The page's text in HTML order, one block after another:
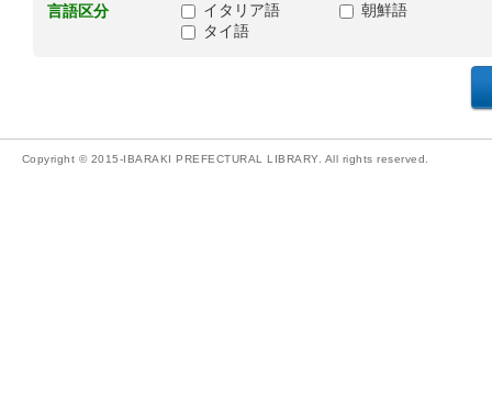
言語区分
イタリア語
朝鮮語
タイ語
Copyright © 2015-IBARAKI PREFECTURAL LIBRARY. All rights reserved.